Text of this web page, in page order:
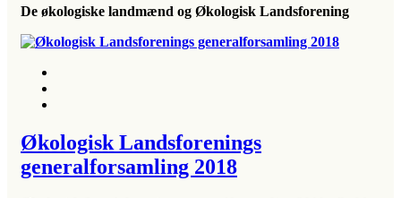
De økologiske landmænd og Økologisk Landsforening
Økologisk Landsforenings
generalforsamling 2018